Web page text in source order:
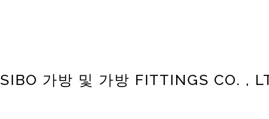
SIBO 가방 및 가방 FITTINGS CO. ,